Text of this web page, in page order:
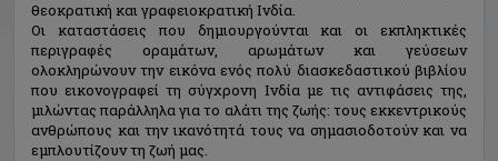
θεοκρατική και γραφειοκρατική Ινδία.
Οι καταστάσεις που δημιουργούνται και οι εκπληκτικές
περιγραφές οραμάτων, αρωμάτων και γεύσεων
ολοκληρώνουν την εικόνα ενός πολύ διασκεδαστικού βιβλίου
που εικονογραφεί τη σύγχρονη Ινδία με τις αντιφάσεις της,
μιλώντας παράλληλα για το αλάτι της ζωής: τους εκκεντρικούς
ανθρώπους και την ικανότητά τους να σημασιοδοτούν και να
εμπλουτίζουν τη ζωή μας.